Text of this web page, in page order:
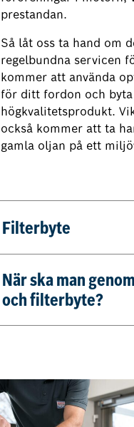
prestandan.
Så låt oss ta hand om
regelbundna servicen
kommer att använda
för ditt fordon och
högkvalitetsprodukt.
också kommer att ta
gamla oljan på ett
Filterbyte
När ska man
och filterbyte?